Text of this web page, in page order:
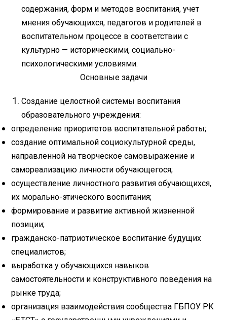
содержания, форм и методов воспитания, учет
мнения обучающихся, педагогов и родителей в
воспитательном процессе в соответствии с
культурно — историческими, социально-
психологическими условиями.
Основные задачи
Создание целостной системы воспитания
образовательного учреждения:
определение приоритетов воспитательной работы;
создание оптимальной социокультурной среды,
направленной на творческое самовыражение и
самореализацию личности обучающегося;
осуществление личностного развития обучающихся,
их морально-этического воспитания;
формирование и развитие активной жизненной
позиции;
гражданско-патриотическое воспитание будущих
специалистов;
выработка у обучающихся навыков
самостоятельности и конструктивного поведения на
рынке труда;
организация взаимодействия сообщества ГБПОУ РК